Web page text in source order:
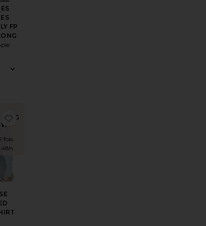
FP
Top
préférésStripe Poplin Fitted Shirt
fois
48h
ajouter aux préférésCHEMISE WASHED DENIM SHIRT